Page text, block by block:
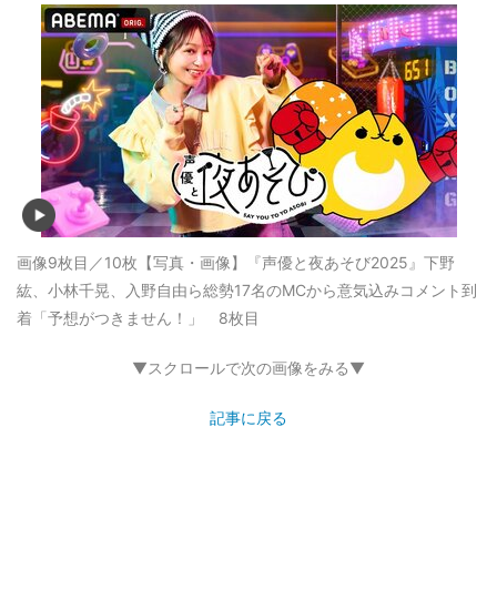
画像9枚目／10枚 【写真・画像】『声優と夜あそび2025』下野
紘、小林千晃、入野自由ら総勢17名のMCから意気込みコメント到
着「予想がつきません！」 8枚目
▼スクロールで次の画像をみる▼
記事に戻る